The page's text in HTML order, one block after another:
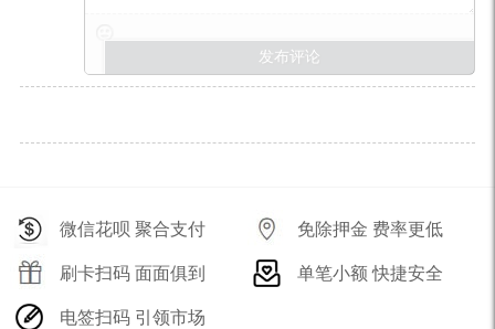
微信花呗 聚合支付 免除押金 费率更低
刷卡扫码 面面俱到 单笔小额 快捷安全
电签扫码 引领市场